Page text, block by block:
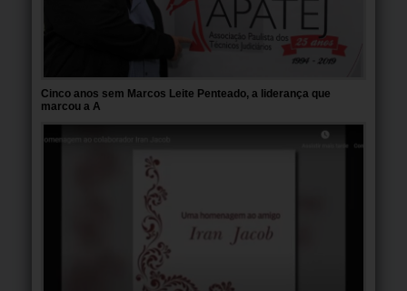
Cinco anos sem Marcos Leite Penteado, a liderança que
marcou a A